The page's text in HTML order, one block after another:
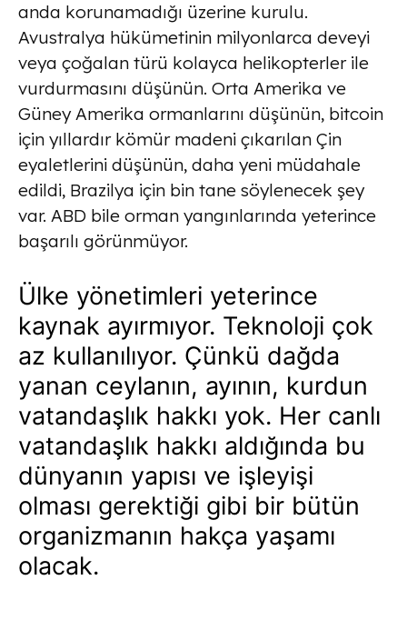
anda korunamadığı üzerine kurulu.
Avustralya hükümetinin milyonlarca deveyi
veya çoğalan türü kolayca helikopterler ile
vurdurmasını düşünün. Orta Amerika ve
Güney Amerika ormanlarını düşünün, bitcoin
için yıllardır kömür madeni çıkarılan Çin
eyaletlerini düşünün, daha yeni müdahale
edildi, Brazilya için bin tane söylenecek şey
var. ABD bile orman yangınlarında yeterince
başarılı görünmüyor.
Ülke yönetimleri yeterince
kaynak ayırmıyor. Teknoloji çok
az kullanılıyor. Çünkü dağda
yanan ceylanın, ayının, kurdun
vatandaşlık hakkı yok. Her canlı
vatandaşlık hakkı aldığında bu
dünyanın yapısı ve işleyişi
olması gerektiği gibi bir bütün
organizmanın hakça yaşamı
olacak.